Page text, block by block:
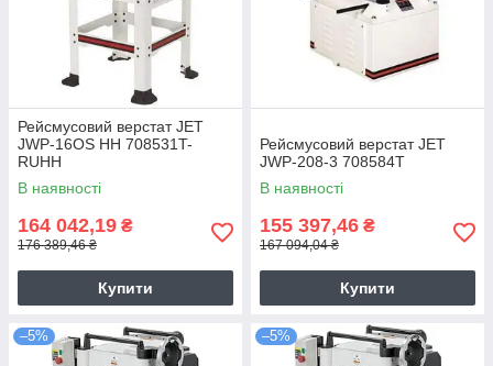
Рейсмусовий верстат JET
JWP-16OS HH 708531T-
RUHH
В наявності
164 042,19 ₴
176 389,46 ₴
Купити
Рейсмусовий верстат JET
JWP-208-3 708584T
В наявності
155 397,46 ₴
167 094,04 ₴
Купити
–5% –5%